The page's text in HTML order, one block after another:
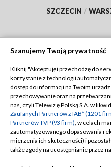
SZCZECIN /
Abonament TVP
Emisja w TVP
Centrum informacji TVP
Naziemna Telewizja
Polityka
Szanujemy Twoją prywatność
Kliknij "Akceptuję i przechodzę do
korzystanie z technologii
dostęp do informacji na Twoim
przechowywanie oraz na
nas, czyli Telewizję Polską S.A. w
Zaufanych Partnerów z IAB* (1201
Partnerów TVP (93 firm), w celach
zautomatyzowanego dopasowania
mierzenia ich skuteczności) i
także zgody na udostępnianie przez